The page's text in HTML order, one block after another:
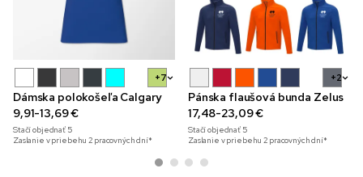
+7
Dámska polokošeľa Calgary
9,91-13,69 €
Stačí objednať 5
Zaslanie v priebehu 2 pracovných dní*
+2
Pánska flaušová bunda Zelus
17,48-23,09 €
Stačí objednať 5
Zaslanie v priebehu 2 pracovných dní*